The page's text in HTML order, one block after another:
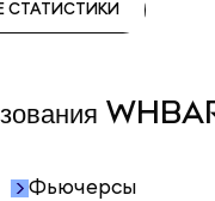
СТАТИСТИКИ
Фьючерсы